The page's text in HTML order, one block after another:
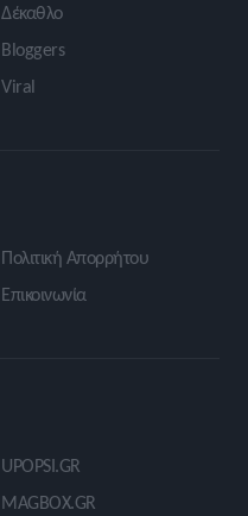
Δέκαθλο
Bloggers
Viral
Πολιτική Απορρήτου
Επικοινωνία
UPOPSI.GR
MAGBOX.GR